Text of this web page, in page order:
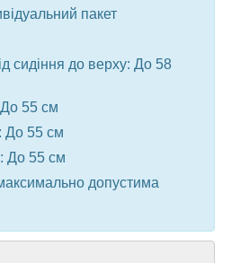
пакет
сидіння до верху: До 58
55 см
До 55 см
До 55 см
допустима